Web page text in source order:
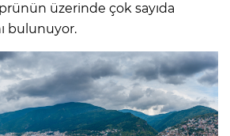
üzerinde çok sayıda
bulunuyor.